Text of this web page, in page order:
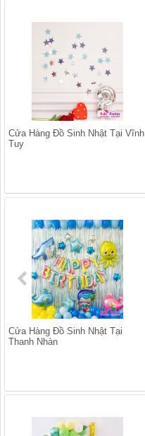
Cửa Hàng Đồ Sinh Nhật Tại Vĩnh
Tuy
Cửa Hàng Đồ Sinh Nhật Tại
Thanh Nhàn